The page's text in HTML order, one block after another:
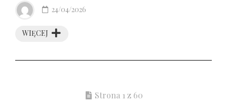
WIĘCEJ
24/04/2026
Strona 1 z 60